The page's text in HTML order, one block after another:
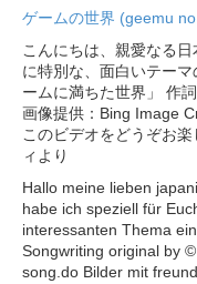
ゲームの世界 (geemu
こんにちは、親愛なる
に特別な、面白いテー
ームに満ちた世界」 作
画像提供：Bing Image
このビデオをどうぞお
ィより
Hallo meine lieben
habe ich speziell für
interessanten Thema
Songwriting original by
song.do Bilder mit